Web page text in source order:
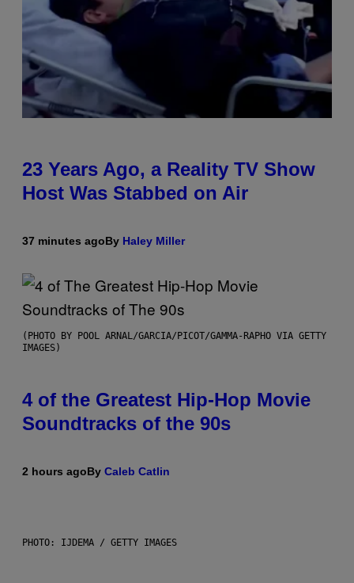
23 Years Ago, a Reality TV Show
Host Was Stabbed on Air
37 minutes agoBy Haley Miller
(PHOTO BY POOL ARNAL/GARCIA/PICOT/GAMMA-RAPHO VIA GETTY
IMAGES)
4 of the Greatest Hip-Hop Movie
Soundtracks of the 90s
2 hours agoBy Caleb Catlin
PHOTO: IJDEMA / GETTY IMAGES